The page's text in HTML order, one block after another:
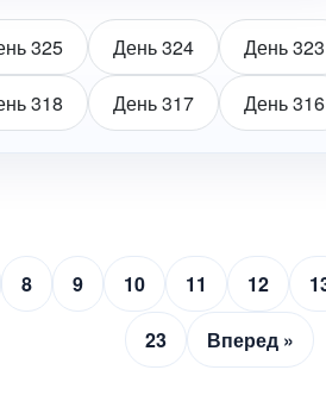
325 День 324 День 323
318 День 317 День 316
8 9 10 11 12
23 Вперед »